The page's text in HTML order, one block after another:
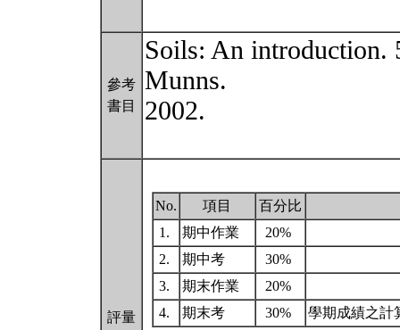
參考
書目
Soils: An introduction.
Munns.
2002.
評量
No. 項目
百分比
1.
期中作業
20%
2.
期中考
30%
3.
期末作業
20%
4.
期末考 30% 學期成績之計